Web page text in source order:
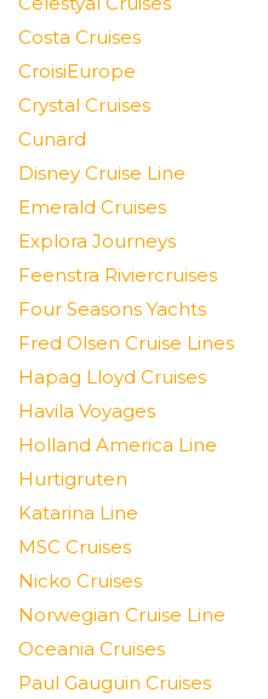
Costa Cruises
CroisiEurope
Crystal Cruises
Cunard
Disney Cruise Line
Emerald Cruises
Explora Journeys
Feenstra Riviercruises
Four Seasons Yachts
Fred Olsen Cruise Lines
Hapag Lloyd Cruises
Havila Voyages
Holland America Line
Hurtigruten
Katarina Line
MSC Cruises
Nicko Cruises
Norwegian Cruise Line
Oceania Cruises
Paul Gauguin Cruises